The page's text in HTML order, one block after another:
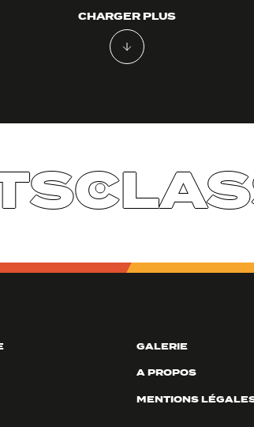
CHARGER PLUS
GALERIE
A PROPOS
MENTIONS